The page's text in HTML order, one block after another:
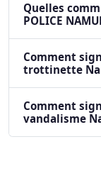
Quelles
POLICE
Comment
trottinette
Comment
vandalisme